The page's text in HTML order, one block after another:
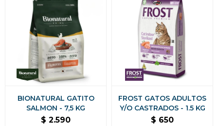
BIONATURAL GATITO
SALMON - 7,5 KG
$ 2.590
FROST GATOS ADULTOS
Y/O CASTRADOS - 1.5 KG
$ 650